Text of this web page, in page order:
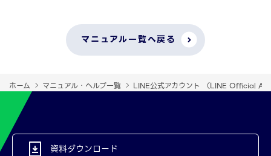
マニュアル一覧へ戻る
ホーム マニュアル・ヘルプ一覧 LINE公式アカウント （LINE Official
資料ダウンロード